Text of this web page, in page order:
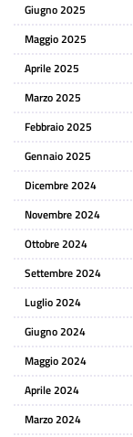
Giugno 2025
Maggio 2025
Aprile 2025
Marzo 2025
Febbraio 2025
Gennaio 2025
Dicembre 2024
Novembre 2024
Ottobre 2024
Settembre 2024
Luglio 2024
Giugno 2024
Maggio 2024
Aprile 2024
Marzo 2024